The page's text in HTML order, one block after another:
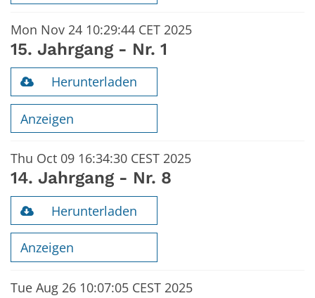
Mon Nov 24 10:29:44 CET 2025
15. Jahrgang - Nr. 1
Herunterladen
Anzeigen
Thu Oct 09 16:34:30 CEST 2025
14. Jahrgang - Nr. 8
Herunterladen
Anzeigen
Tue Aug 26 10:07:05 CEST 2025